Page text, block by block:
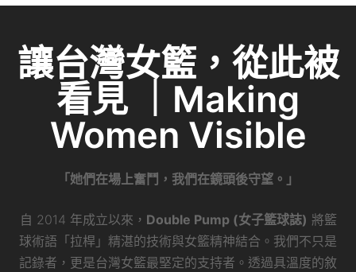
e
b
o
o
k
er l
h
at
e
dI
n
讓台灣女籃，從此被
看見 ｜Making
Women Visible
「她們在場上奮鬥，我們在鏡頭後守望。」
自 2014 年成立以來， Double Pump (女子籃球誌) 將籃
球術語「拉桿」精湛的技術與女籃精神結合。我們不只是
記錄者，更是台灣女籃最堅定的支持者。透過具溫度的敘